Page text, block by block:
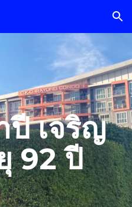
Skip to navigation
เจริญ
92 ปี